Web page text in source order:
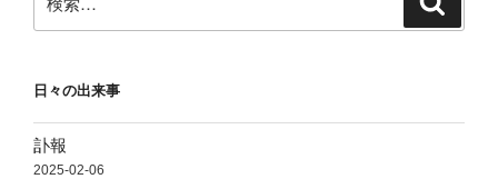
索:
日々の出来事
訃報
2025-02-06